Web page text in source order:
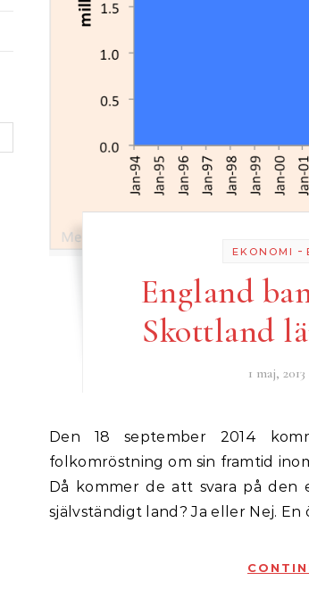
EKONOMI -
England
Skottland
1 maj, 2013
Den 18 september 2014 kommer det skotska folket att ha en
folkomröstning om sin framtid
Då kommer de att svara på den
självständigt land? Ja eller Nej.